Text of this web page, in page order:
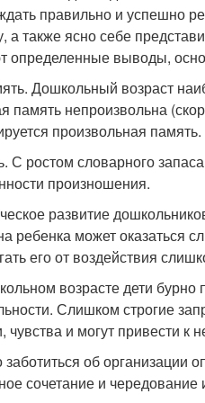
правильно и успешно
а также ясно себе
определенные выводы,
Дошкольный возраст
память непроизвольна
произвольная память.
С ростом словарного
произношения.
развитие
ребенка может оказаться
его от воздействия
возрасте дети бурно
Слишком строгие
чувства и могут привести к
об организации
сочетание и